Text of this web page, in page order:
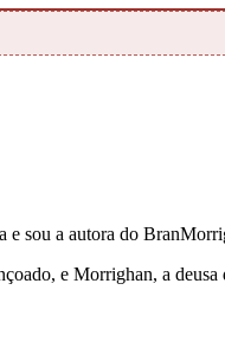
sou a autora do
e Morrighan, a